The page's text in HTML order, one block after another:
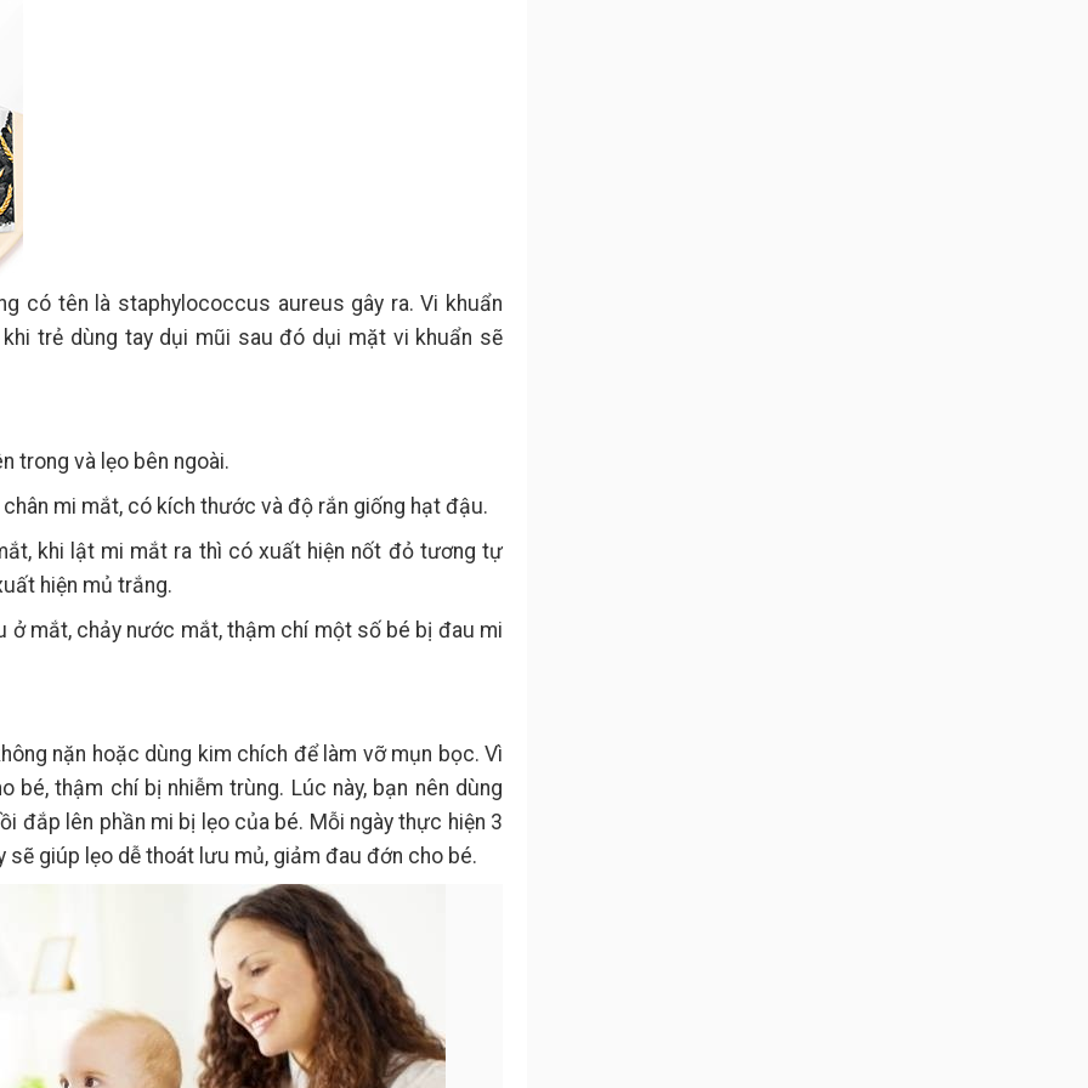
có tên là staphylococcus aureus gây ra. Vi khuẩn
trẻ dùng tay dụi mũi sau đó dụi mặt vi khuẩn sẽ
trong và lẹo bên ngoài.
mi mắt, có kích thước và độ rắn giống hạt đậu.
khi lật mi mắt ra thì có xuất hiện nốt đỏ tương tự
hiện mủ trắng.
ở mắt, chảy nước mắt, thậm chí một số bé bị đau mi
nặn hoặc dùng kim chích để làm vỡ mụn bọc. Vì
bé, thậm chí bị nhiễm trùng. Lúc này, bạn nên dùng
đắp lên phần mi bị lẹo của bé. Mỗi ngày thực hiện 3
sẽ giúp lẹo dễ thoát lưu mủ, giảm đau đớn cho bé.